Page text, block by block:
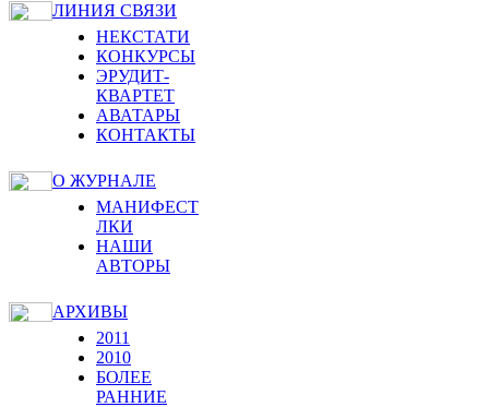
ЛИНИЯ СВЯЗИ
НЕКСТАТИ
КОНКУРСЫ
ЭРУДИТ-
КВАРТЕТ
АВАТАРЫ
КОНТАКТЫ
О ЖУРНАЛЕ
МАНИФЕСТ
ЛКИ
НАШИ
АВТОРЫ
АРХИВЫ
2011
2010
БОЛЕЕ
РАННИЕ